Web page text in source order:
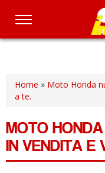
Salta
principale
Home » Moto Honda
a te.
MOTO
IN VENDITA E